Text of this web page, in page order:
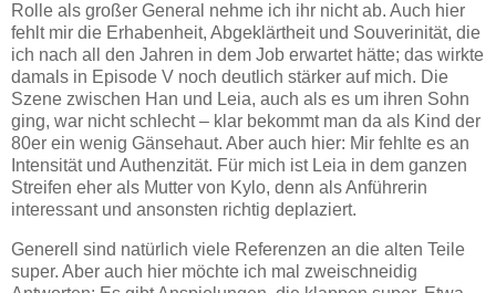
Rolle als großer General nehme ich ihr nicht ab. Auch hier
fehlt mir die Erhabenheit, Abgeklärtheit und Souverinität, die
ich nach all den Jahren in dem Job erwartet hätte; das wirkte
damals in Episode V noch deutlich stärker auf mich. Die
Szene zwischen Han und Leia, auch als es um ihren Sohn
ging, war nicht schlecht – klar bekommt man da als Kind der
80er ein wenig Gänsehaut. Aber auch hier: Mir fehlte es an
Intensität und Authenzität. Für mich ist Leia in dem ganzen
Streifen eher als Mutter von Kylo, denn als Anführerin
interessant und ansonsten richtig deplaziert.
Generell sind natürlich viele Referenzen an die alten Teile
super. Aber auch hier möchte ich mal zweischneidig